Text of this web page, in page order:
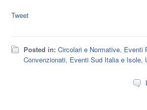
Tweet
Posted in: Circolari e Normative, Eventi
Convenzionati, Eventi Sud Italia e Isole,